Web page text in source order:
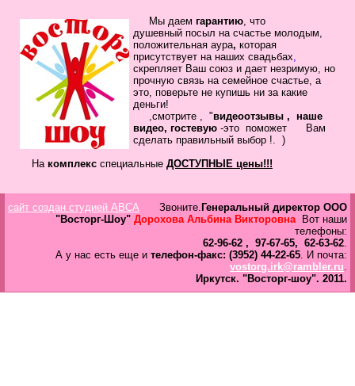
Статьи
Галерея
Гостевая
Вход для клиентов
Пользователь
Запомнить
Мы даем гарантию, что
душевный посыл на счастье молодым,
положительная аура, которая
присутствует на наших свадьбах,
скрепляет Ваш союз и дает незримую, но
прочную связь на семейное счастье, а
это, поверьте не купишь ни за какие
деньги!
,смотрите , "видеоотзывы , наше
видео, гостевую -это поможет Вам
сделать правильный выбор !. )
Накомплекс специальные ДОСТУПНЫЕ цены!!!
сайт создан студией ABCA Звоните. Генеральный директор ООО
"Восторг-Шоу" Дорохова Альбина ВикторовнаВот наши
телефоны:
62-96-62 , 97-67-65, 62-63-62.
А у нас есть еще и телефон-факс: (3952) 44-22-65. И почта:
vostorg.irk@rambler.ru.
Иркутск. "Восторг-шоу". 2011.